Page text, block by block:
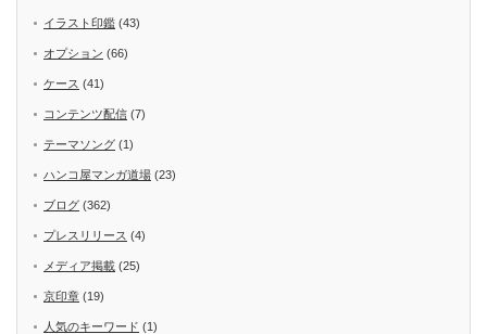
イラスト印鑑 (43)
オプション (66)
ケース (41)
コンテンツ配信 (7)
テーマソング (1)
ハンコ屋マンガ道場 (23)
ブログ (362)
プレスリリース (4)
メディア掲載 (25)
京印章 (19)
人気のキーワード (1)